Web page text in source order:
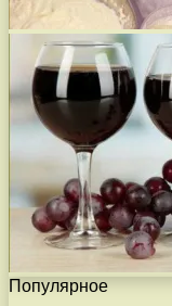
Популярное